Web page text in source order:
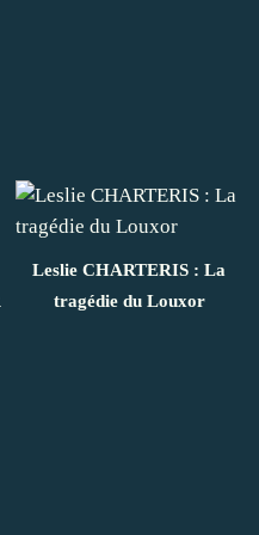
Leslie CHARTERIS : La
tragédie du Louxor